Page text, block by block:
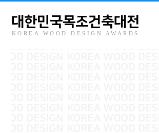
대한민국목조건축대전
KOREA WOOD DESIGN AWARDS